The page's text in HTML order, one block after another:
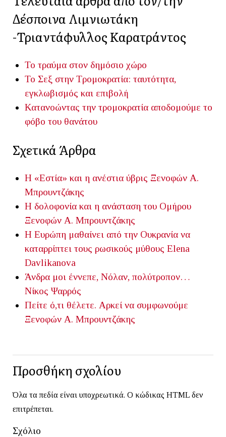
Δέσποινα Λιμνιωτάκη
-Τριαντάφυλλος Καρατράντος
Το τραύμα στον δημόσιο χώρο
Το Σεξ στην Τρομοκρατία: ταυτότητα,
εγκλωβισμός και επιβολή
Κατανοώντας την τρομοκρατία αποδομούμε το
φόβο του θανάτου
Σχετικά Άρθρα
Η «Εστία» και η ανέστια ύβρις Ξενοφών Α.
Μπρουντζάκης
Η δολοφονία και η ανάσταση του Ομήρου
Ξενοφών Α. Μπρουντζάκης
Η Ευρώπη μαθαίνει από την Ουκρανία να
καταρρίπτει τους ρωσικούς μύθους Elena
Davlikanova
Άνδρα μοι έννεπε, Νόλαν, πολύτροπον…
Νίκος Ψαρρός
Πείτε ό,τι θέλετε. Αρκεί να συμφωνούμε
Ξενοφών Α. Μπρουντζάκης
Προσθήκη σχολίου
Όλα τα πεδία είναι υποχρεωτικά. Ο κώδικας HTML δεν
επιτρέπεται.
Σχόλιο